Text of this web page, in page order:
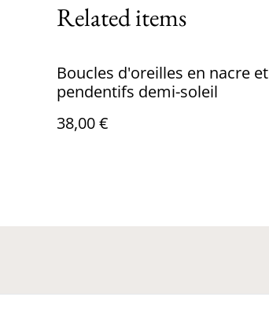
Related items
Boucles d'oreilles en nacre et
pendentifs demi-soleil
38,00 €